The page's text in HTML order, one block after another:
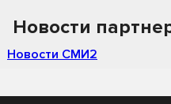
Новости
Новости СМИ2